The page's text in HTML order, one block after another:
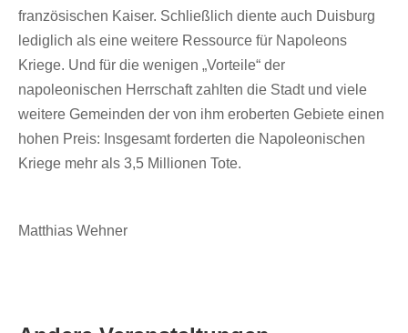
französischen Kaiser. Schließlich diente auch Duisburg
lediglich als eine weitere Ressource für Napoleons
Kriege. Und für die wenigen „Vorteile“ der
napoleonischen Herrschaft zahlten die Stadt und viele
weitere Gemeinden der von ihm eroberten Gebiete einen
hohen Preis: Insgesamt forderten die Napoleonischen
Kriege mehr als 3,5 Millionen Tote.
Matthias Wehner